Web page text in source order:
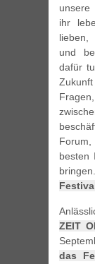
unsere
ihr
lieben,
und
dafür
besten
ZEIT
das